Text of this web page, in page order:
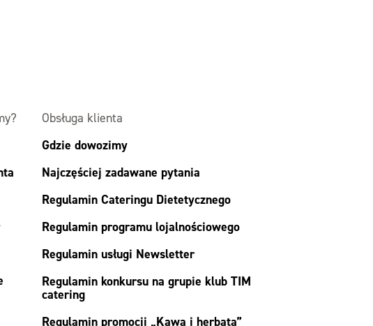
Obsługa klienta
Gdzie dowozimy
Najczęściej zadawane pytania
Regulamin Cateringu Dietetycznego
Regulamin programu lojalnościowego
Regulamin usługi Newsletter
Regulamin konkursu na grupie klub TIM
catering
Regulamin promocji „Kawa i herbata”